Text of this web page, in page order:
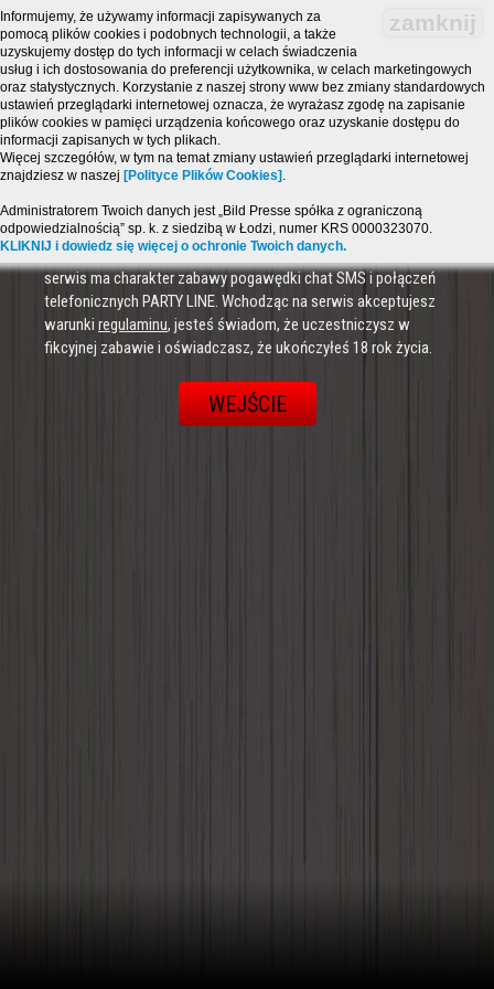
zamknij
Informujemy, że używamy informacji zapisywanych za
pomocą plików cookies i podobnych technologii, a także
uzyskujemy dostęp do tych informacji w celach świadczenia
usług i ich dostosowania do preferencji użytkownika, w celach marketingowych
oraz statystycznych. Korzystanie z naszej strony www bez zmiany standardowych
ustawień przeglądarki internetowej oznacza, że wyrażasz zgodę na zapisanie
plików cookies w pamięci urządzenia końcowego oraz uzyskanie dostępu do
informacji zapisanych w tych plikach.
Więcej szczegółów, w tym na temat zmiany ustawień przeglądarki internetowej
znajdziesz w naszej [Polityce Plików Cookies] .
Administratorem Twoich danych jest „Bild Presse spółka z ograniczoną
odpowiedzialnością” sp. k. z siedzibą w Łodzi, numer KRS 0000323070.
KLIKNIJ i dowiedz się więcej o ochronie Twoich danych.
Strona zawiera treści o charakterze erotycznym i jest
przeznaczona dla osób, które ukończyły 18 lat! Powyższy
serwis ma charakter zabawy pogawędki chat SMS i połączeń
telefonicznych PARTY LINE. Wchodząc na serwis akceptujesz
warunki regulaminu, jesteś świadom, że uczestniczysz w
fikcyjnej zabawie i oświadczasz, że ukończyłeś 18 rok życia.
WEJŚCIE